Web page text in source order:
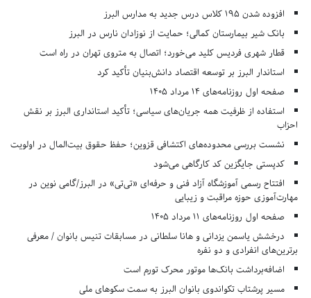
افزوده شدن ۱۹۵ کلاس درس جدید به مدارس البرز
بانک شیر بیمارستان کمالی؛ حمایت از نوزادان نارس در البرز
قطار شهری فردیس کلید می‌خورد؛ اتصال به متروی تهران در راه است
استاندار البرز بر توسعه اقتصاد دانش‌بنیان تأکید کرد
صفحه اول روزنامه‌های 14 مرداد 1405
استفاده از ظرفیت همه جریان‌های سیاسی؛ تأکید استانداری البرز بر نقش
احزاب
نشست بررسی محدوده‌های اکتشافی قزوین؛ حفظ حقوق بیت‌المال در اولویت
کدپستی جایگزین کد کارگاهی می‌شود
افتتاح رسمی آموزشگاه آزاد فنی و حرفه‌ای «تی‌تی» در البرز/گامی نوین در
مهارت‌آموزی حوزه مراقبت و زیبایی
صفحه اول روزنامه‌های 11 مرداد 1405
درخشش یاسمن یزدانی و هانا سلطانی در مسابقات تنیس بانوان / معرفی
برترین‌های انفرادی و دو نفره
اضافه‌برداشت بانک‌ها موتور محرک تورم است
مسیر پرشتاب تکواندوی بانوان البرز به سمت سکوهای ملی